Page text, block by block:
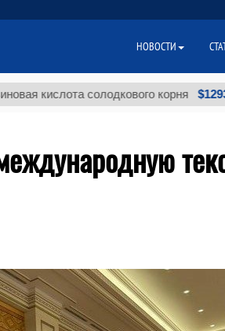
солодкового корня $12935,18
НОВОСТИ